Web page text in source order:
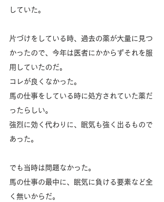
していた。
片づけをしている時、過去の薬が大量に見つ
かったので、今年は医者にかからずそれを服
用していたのだ。
コレが良くなかった。
馬の仕事をしている時に処方されていた薬だ
ったらしい。
強烈に効く代わりに、眠気も強く出るもので
あった。
でも当時は問題なかった。
馬の仕事の最中に、眠気に負ける要素など全
く無いからだ。